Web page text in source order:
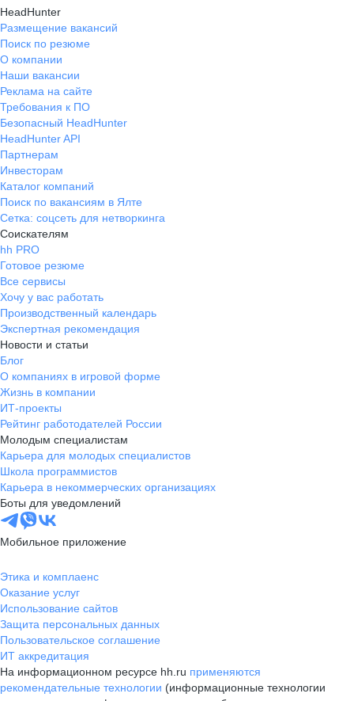
HeadHunter
Размещение вакансий
Поиск по резюме
О компании
Наши вакансии
Реклама на сайте
Требования к ПО
Безопасный HeadHunter
HeadHunter API
Партнерам
Инвесторам
Каталог компаний
Поиск по вакансиям в Ялте
Сетка: соцсеть для нетворкинга
Соискателям
hh PRO
Готовое резюме
Все сервисы
Хочу у вас работать
Производственный календарь
Экспертная рекомендация
Новости и статьи
Блог
О компаниях в игровой форме
Жизнь в компании
ИТ-проекты
Рейтинг работодателей России
Молодым специалистам
Карьера для молодых специалистов
Школа программистов
Карьера в некоммерческих организациях
Боты для уведомлений
Мобильное приложение
Этика и комплаенс
Оказание услуг
Использование сайтов
Защита персональных данных
Пользовательское соглашение
ИТ аккредитация
На информационном ресурсе hh.ru применяются
рекомендательные технологии (информационные технологии